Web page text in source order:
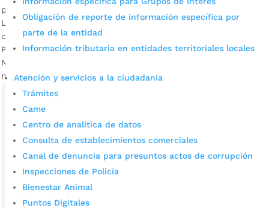
Obligación de reporte de información específica por
parte de la entidad
Información tributaria en entidades territoriales locales
Atención y servicios a la ciudadanía
Trámites
Came
Centro de analítica de datos
Consulta de establecimientos comerciales
Canal de denuncia para presuntos actos de corrupción
Inspecciones de Policía
Bienestar Animal
Puntos Digitales
por
Las secretarías de Educación y Desarrollo Social llegaron
con juegos, música y premios al Centro Educativo Rural el
Paulón para celebrar, con los niños y niñas, en el Mes de la
Niñez. Fotografía: Prensa Alcaldía de Bucaramanga Fue una
mañana en la que los pequeños...